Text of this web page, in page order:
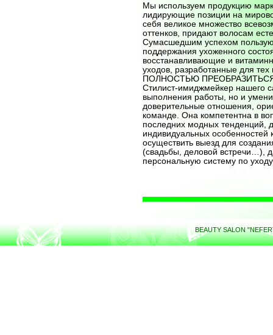
Мы используем продукцию
лидирующие позиции на
себя великое множество
оттенков, придают волосам
Сумасшедшим успехом
поддержания ухоженного
восстанавливающие и
уходов, разработанные для
ПОЛНОСТЬЮ
Стилист-имиджмейкер нашего
выполнения работы, но и
доверительные отношения,
команде. Она компетентна в
последних модных тенденций,
индивидуальных особенностей
осуществить выезд для
(свадьбы, деловой встречи…),
персональную систему по
BEAUTY SALON